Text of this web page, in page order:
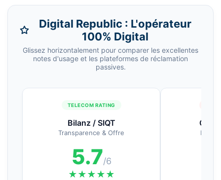
Digital Republic : L'opérateur
100% Digital
Glissez horizontalement pour comparer les excellentes
notes d'usage et les plateformes de réclamation
passives.
TELECOM RATING
Bilanz / SIQT
Transparence & Offre
5.7/6
★★★★★
Digital